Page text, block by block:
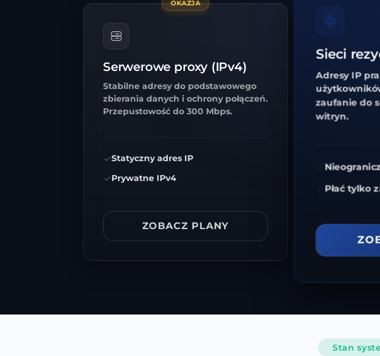
OKAZJA
Serwerowe proxy (IPv4)
Stabilne adresy do podstawowego
zbierania danych i ochrony połączeń.
Przepustowość do 300 Mbps.
Statyczny adres IP
Prywatne IPv4
ZOBACZ PLANY
Sieci
Adresy IP
zaufanie do
witryn.
Płać tylko
Stan